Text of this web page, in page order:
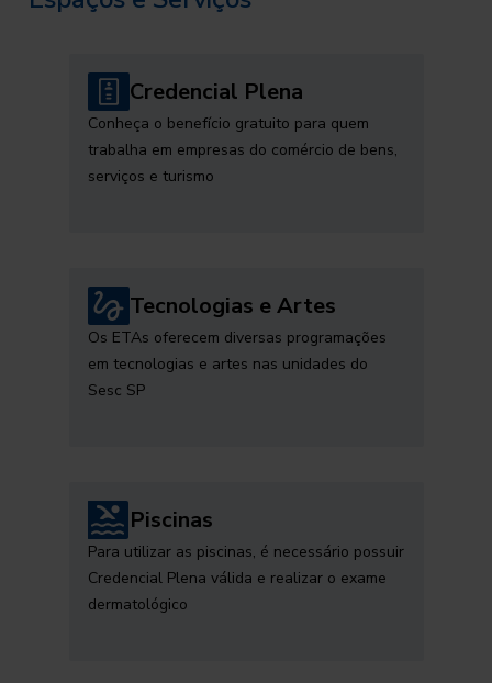
Credencial Plena
Conheça o benefício gratuito para quem
trabalha em empresas do comércio de bens,
serviços e turismo
Tecnologias e Artes
Os ETAs oferecem diversas programações
em tecnologias e artes nas unidades do
Sesc SP
Piscinas
Para utilizar as piscinas, é necessário possuir
Credencial Plena válida e realizar o exame
dermatológico